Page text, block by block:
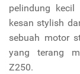
pelindung kecil
kesan stylish
sebuah motor
yang terang
Z250.